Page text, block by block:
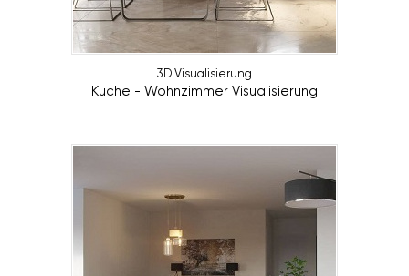
3D Visualisierung
Küche - Wohnzimmer Visualisierung